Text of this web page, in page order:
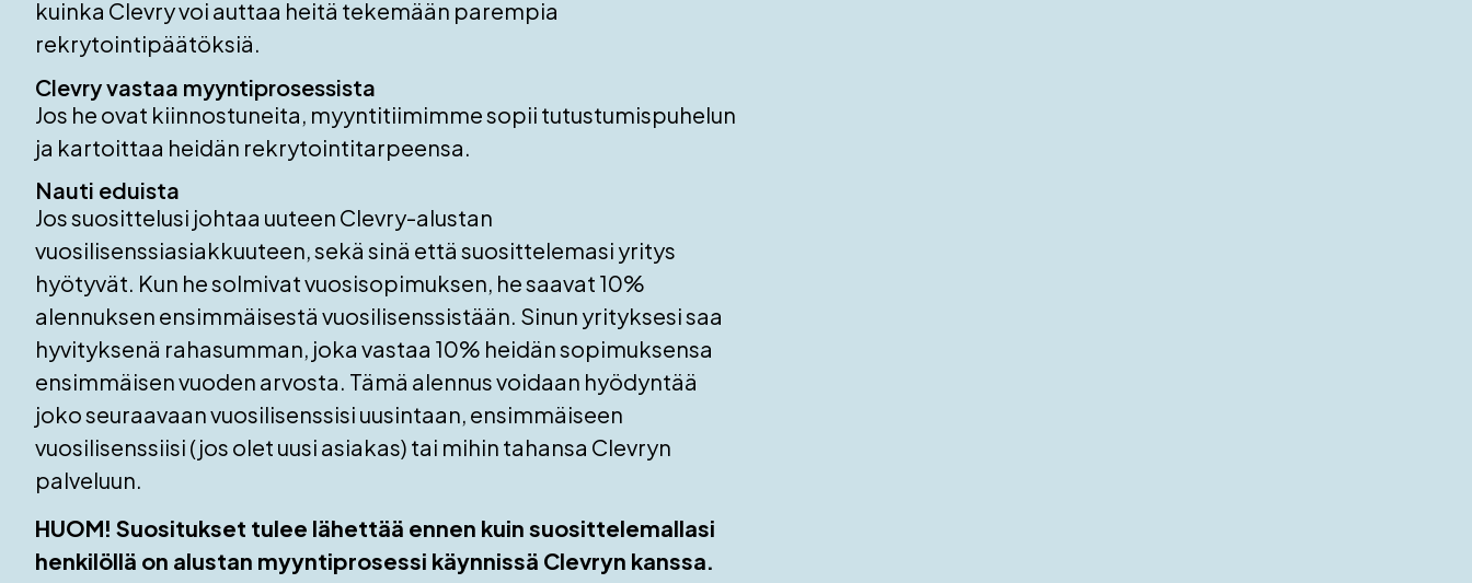
kuinka Clevry voi auttaa heitä tekemään parempia
rekrytointipäätöksiä.
Clevry vastaa myyntiprosessista
Jos he ovat kiinnostuneita, myyntitiimimme sopii tutustumispuhelun
ja kartoittaa heidän rekrytointitarpeensa.
Nauti eduista
Jos suosittelusi johtaa uuteen Clevry-alustan
vuosilisenssiasiakkuuteen, sekä sinä että suosittelemasi yritys
hyötyvät. Kun he solmivat vuosisopimuksen, he saavat 10%
alennuksen ensimmäisestä vuosilisenssistään. Sinun yrityksesi saa
hyvityksenä rahasumman, joka vastaa 10% heidän sopimuksensa
ensimmäisen vuoden arvosta. Tämä alennus voidaan hyödyntää
joko seuraavaan vuosilisenssisi uusintaan, ensimmäiseen
vuosilisenssiisi (jos olet uusi asiakas) tai mihin tahansa Clevryn
palveluun.
HUOM! Suositukset tulee lähettää ennen kuin suosittelemallasi
henkilöllä on alustan myyntiprosessi käynnissä Clevryn kanssa.